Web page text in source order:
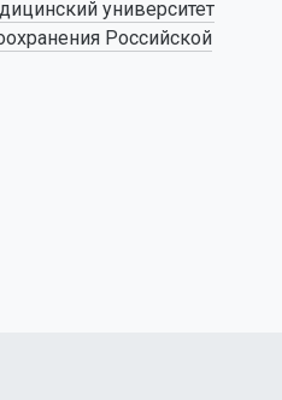
университет
Российской